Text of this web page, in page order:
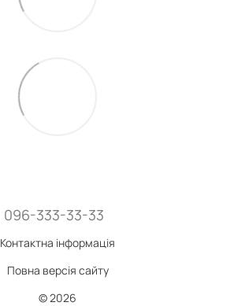
096-333-33-33
Контактна інформація
Повна версія сайту
© 2026